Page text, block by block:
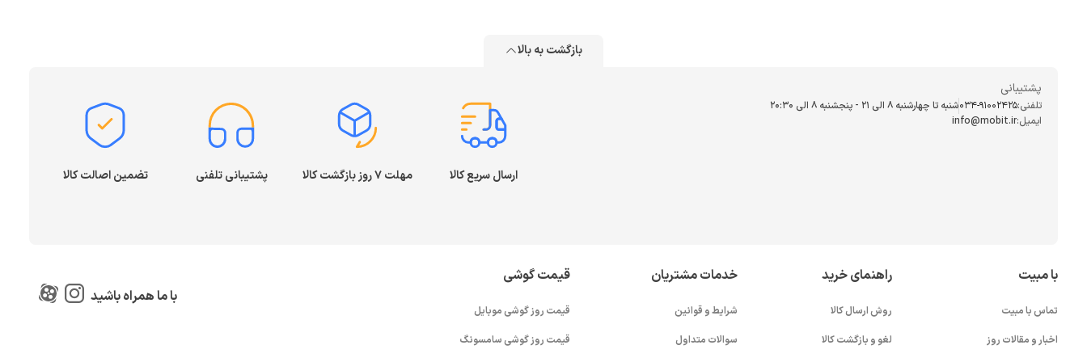
بازگشت به بالا
پشتیبانی
تلفنی:034-91002425شنبه تا چهارشنبه ۸ الی ۲۱ - پنجشنبه 8 الی ۲۰:۳۰
ایمیل:info@mobit.ir
ارسال سریع کالا مهلت ۷ روز بازگشت کالا پشتیبانی تلفنی تضمین اصالت کالا
با مبیت
تماس با مبیت
اخبار و مقالات روز
راهنمای خرید
روش ارسال کالا
لغو و بازگشت کالا
خدمات مشتریان
شرایط و قوانین
سوالات متداول
قیمت گوشی
قیمت روز گوشی موبایل
قیمت روز گوشی سامسونگ
با ما همراه باشید